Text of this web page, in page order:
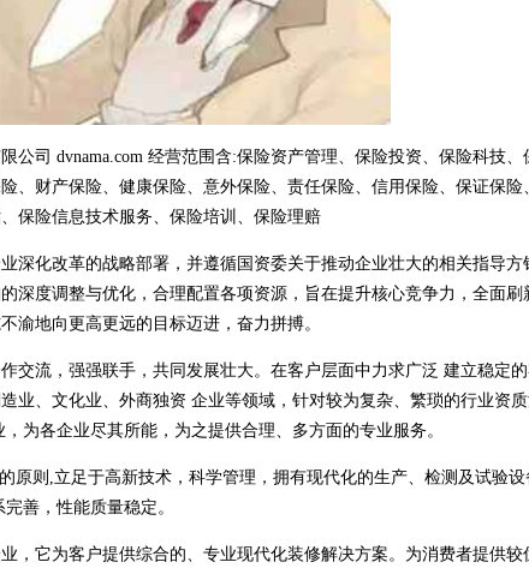
公司 dvnama.com 经营范围含:保险资产管理、保险投资、保险科技、
、财产保险、健康保险、意外保险、责任保险、信用保险、保证保险
保险信息技术服务、保险培训、保险理赔
深化改革的战略部署，并遵循国资委关于推动企业壮大的相关指导方
深度调整与优化，合理配置各项资源，旨在提升核心竞争力，全面刷
渝地向更高更远的目标迈进，奋力拼搏。
交流，强强联手，共同发展壮大。在客户层面中力求广泛 建立稳定
业、文化业、外商独资 企业等领域，针对较为复杂、繁琐的行业资
为各企业尽其所能，为之提供合理、多方面的专业服务。
原则,立足于高新技术，科学管理，拥有现代化的生产、检测及试验设
善，性能质量稳定。
，它为客户提供综合的、专业现代化装修解决方案。为消费者提供较